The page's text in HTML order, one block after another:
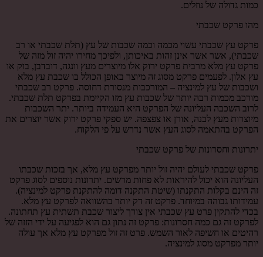
כמות גדולה של נוזלים.
מהו פרקט שכבתי
פרקט עץ שכבתי עשוי מכמה וכמה שכבות של עץ (תלת שכבתי או רב
שכבתי), אשר אשר אינן זהות באיכותן, ולפיכך מחירו יהיה זול מזה של
פרקט עץ מלא מרבית פרקט ירוק אלו מיוצרים מעץ וונגה, דובדבן, בוק או
עץ אלון. לפעמים פרקט מסוג זה מיוצר באופן הכולל בו שכבת עץ מלא
ושכבות של עץ למינציה – המורכבות מנסורת דחוסה. פרקט רב שכבתי
מורכב מכמות רבה יותר של שכבות עץ מזו הקיימת בפרקט תלת שכבתי.
לרוב השכבה העליונה של הפרקט היא העמידה ביותר. יתר השכבות
מיוצרות מעץ לבנה, אורן או צפצפה. יש ספקי פרקט ירוק אשר יוצרים את
הפרקט בהתאמה לסוג העץ אשר נדרש על פי הלקוח.
יתרונות וחסרונות של פרקט שכבתי
פרקט שכבתי לעולם יהיה זול יותר מפרקט עץ מלא, אך בזכות שכבתו
העליונה הוא יכול להיראות לא פחות מרשים. יתרונות נוספים לסוג פרקט
זה הינם בקלות התקנתו (שיטת התקנה דומה להתקנת פרקט למינציה).
עמידותו גבוהה במיוחד. פרקט זה דק יותר בהשוואה לפרקט עץ מלא.
בכדי להתקין פרט עץ שכבתי אין צורך ליצור שכבת תשתית עץ תחתונה.
לפרקט זה גם כמה חסרונות: פרקט זה נתון גם הוא לפגיעה על ידי הזזה של
רהיטים או חשיפה לאור השמש. פרט זה זול מפרקט עץ מלא אך עולה
יותר מפרקט מסוג למינציה.